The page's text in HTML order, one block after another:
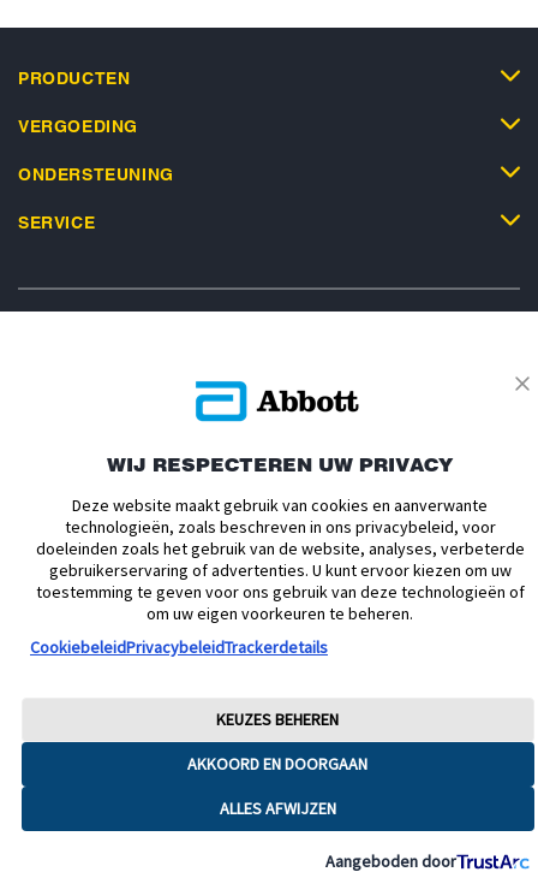
PRODUCTEN
VERGOEDING
ONDERSTEUNING
SERVICE
Actievoorwaarden
Algemene Voorwaarden
Toegankelijkheidsverklaring
Disclaimers
Verklaring inzake Dataverordening
Cookie Voorkeursinstellingen
© 2026 Abbott. Alle rechten voorbehouden. Libre, het vlinder logo, de vorm
van de sensor, de kleur geel en gerelateerde merkaanduidingen zijn
intellectueel eigendom van Abbott. Android en Google Play zijn
handelsmerken van Google LLC. iPhone en App Store zijn handelsmerken
van Apple Inc. Andere handelsmerken zijn eigendom van hun
respectievelijke eigenaren. Afbeeldingen zijn enkel ter illustratie. Het betreft
inwoners van Nederland. ADC-76851 v8
WIJ RESPECTEREN UW PRIVACY
Deze website maakt gebruik van cookies en aanverwante
technologieën, zoals beschreven in ons privacybeleid, voor
doeleinden zoals het gebruik van de website, analyses, verbeterde
gebruikerservaring of advertenties. U kunt ervoor kiezen om uw
toestemming te geven voor ons gebruik van deze technologieën of
om uw eigen voorkeuren te beheren.
CookiebeleidPrivacybeleidTrackerdetails
AKKOORD EN DOORGAAN
ALLES AFWIJZEN
KEUZES BEHEREN
Aangeboden door